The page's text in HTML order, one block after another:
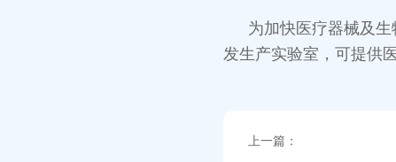
为加快医疗器械及
发生产实验室，可提供
上一篇：